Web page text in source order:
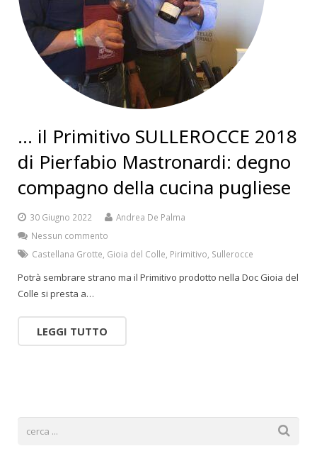
… il Primitivo SULLEROCCE 2018
di Pierfabio Mastronardi: degno
compagno della cucina pugliese
30 Giugno 2022
Andrea De Palma
Nessun commento
Castellana Grotte Gioia del Colle Pirimitivo Sullerocce
Potrà sembrare strano ma il Primitivo prodotto nella Doc Gioia del
Colle si presta a…
LEGGI TUTTO